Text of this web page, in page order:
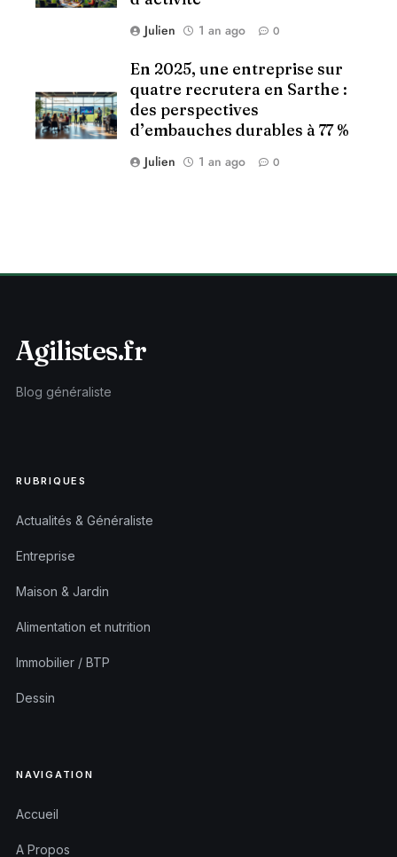
Julien 1 an ago 0
En 2025, une entreprise sur
quatre recrutera en Sarthe :
des perspectives
d’embauches durables à 77 %
Julien 1 an ago 0
Agilistes.fr
Blog généraliste
RUBRIQUES
Actualités & Généraliste
Entreprise
Maison & Jardin
Alimentation et nutrition
Immobilier / BTP
Dessin
NAVIGATION
Accueil
A Propos